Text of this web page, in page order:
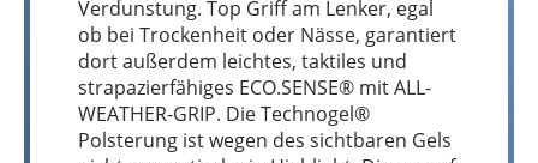
Verdunstung. Top Griff am Lenker, egal
ob bei Trockenheit oder Nässe, garantiert
dort außerdem leichtes, taktiles und
strapazierfähiges ECO.SENSE® mit ALL-
WEATHER-GRIP. Die Technogel®
Polsterung ist wegen des sichtbaren Gels